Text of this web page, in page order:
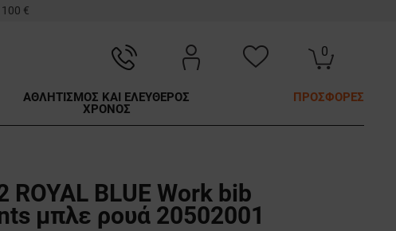
€
0
ΑΘΛΗΤΙΣΜΟΣ ΚΑΙ ΕΛΕΥΘΕΡΟΣ
ΧΡΟΝΟΣ
ΠΡΟΣΦΟΡΕΣ
ROYAL BLUE Work bib
μπλε ρουά 20502001